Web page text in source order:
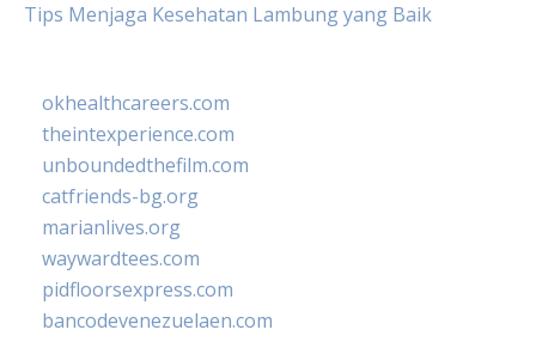
Tips Menjaga Kesehatan Lambung yang Baik
okhealthcareers.com
theintexperience.com
unboundedthefilm.com
catfriends-bg.org
marianlives.org
waywardtees.com
pidfloorsexpress.com
bancodevenezuelaen.com